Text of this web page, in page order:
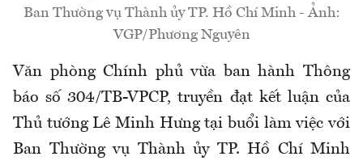
Ban Thường vụ Thành ủy TP. Hồ Chí Minh - Ảnh:
VGP/Phương Nguyên
Văn phòng Chính phủ vừa ban hành Thông
báo số 304/TB-VPCP, truyền đạt kết luận của
Thủ tướng Lê Minh Hưng tại buổi làm việc với
Ban Thường vụ Thành ủy TP. Hồ Chí Minh